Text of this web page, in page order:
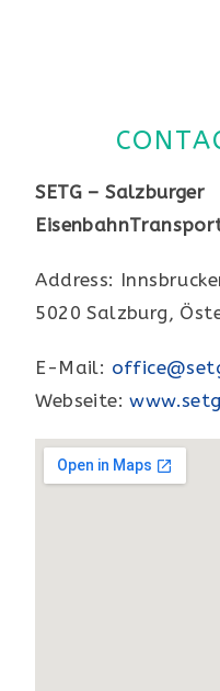
SETG – Salzburger
Address:
5020 Salzburg,
E-Mail:
Webseite: